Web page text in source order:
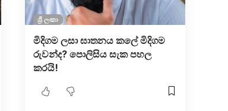
ශ්‍රී ලංකා
මිදිගම ලසා ඝාතනය කලේ මිදිගම
රුවන්ද? පොලිසිය සැක පහල
කරයි!